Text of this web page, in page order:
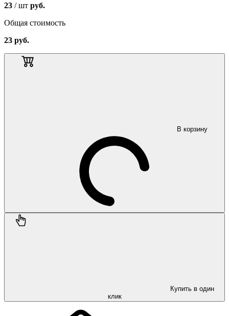
23 / шт руб.
Общая стоимость
23 руб.
В корзину
Купить в один
клик